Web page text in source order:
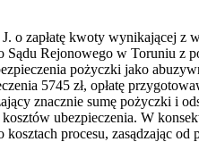
o zapłatę kwoty wynikającej
Rejonowego w Toruniu z
pożyczki jako
5745 zł, opłatę
znacznie sumę pożyczki i
ubezpieczenia. W
procesu, zasądzając